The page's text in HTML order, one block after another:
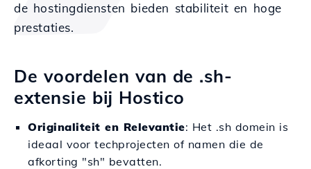
de hostingdiensten bieden stabiliteit en hoge
prestaties.
De voordelen van de .sh-
extensie bij Hostico
Originaliteit en Relevantie: Het .sh domein is
ideaal voor techprojecten of namen die de
afkorting "sh" bevatten.